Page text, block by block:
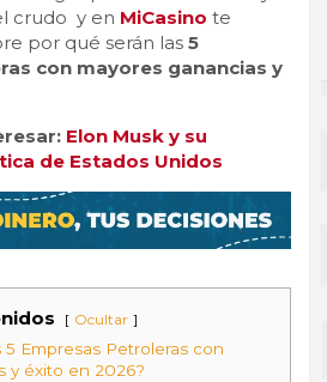
crudo y en MiCasino te
por qué serán las 5
con mayores ganancias y
Elon Musk y su
de Estados Unidos
Ocultar
5 Empresas Petroleras con
y éxito en 2026?​